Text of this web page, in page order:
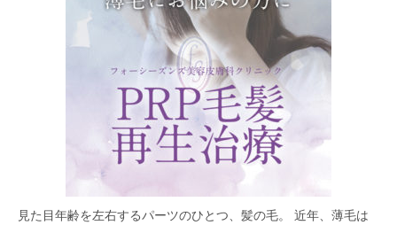
見た目年齢を左右するパーツのひとつ、髪の毛。 近年、薄毛は